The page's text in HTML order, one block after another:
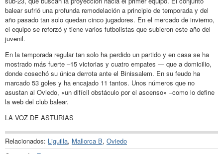
balear sufrió una profunda remodelación a principio de temporada y del
año pasado tan solo quedan cinco jugadores. En el mercado de invierno,
el equipo se reforzó y tiene varios futbolistas que subieron este año del
juvenil.
En la temporada regular tan solo ha perdido un partido y en casa se ha
mostrado más fuerte –15 victorias y cuatro empates — que a domicilio,
donde cosechó su única derrota ante el Binissalem. En su feudo ha
marcado 53 goles y ha encajado 11 tantos. Unos números que no
asustan al Oviedo, «un difícil obstáculo por el ascenso» –como lo define
la web del club balear.
LA VOZ DE ASTURIAS
Relacionados: Liguilla, Mallorca B, Oviedo